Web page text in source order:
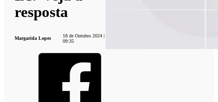
resposta
Margarida Lopes
18 de Outubro 2024 |
09:35